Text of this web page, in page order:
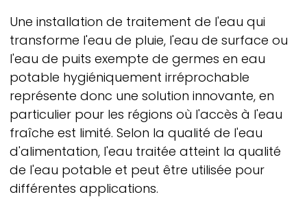
Une installation de traitement de l'eau qui
transforme l'eau de pluie, l'eau de surface ou
l'eau de puits exempte de germes en eau
potable hygiéniquement irréprochable
représente donc une solution innovante, en
particulier pour les régions où l'accès à l'eau
fraîche est limité. Selon la qualité de l'eau
d'alimentation, l'eau traitée atteint la qualité
de l'eau potable et peut être utilisée pour
différentes applications.